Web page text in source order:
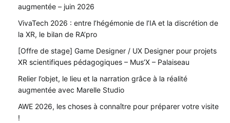
augmentée – juin 2026
VivaTech 2026 : entre l’hégémonie de l’IA et la discrétion de
la XR, le bilan de RA’pro
[Offre de stage] Game Designer / UX Designer pour projets
XR scientifiques pédagogiques – Mus’X – Palaiseau
Relier l’objet, le lieu et la narration grâce à la réalité
augmentée avec Marelle Studio
AWE 2026, les choses à connaître pour préparer votre visite
!